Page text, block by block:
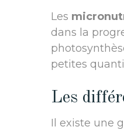
Les
dans la
petites
Les
Il existe une